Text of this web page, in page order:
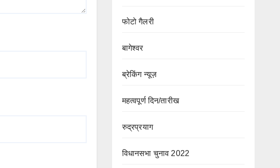
फोटो गैलरी
बागेश्वर
ब्रेकिंग न्यूज़
महत्वपूर्ण दिन/तारीख
रुद्रप्रयाग
विधानसभा चुनाव 2022